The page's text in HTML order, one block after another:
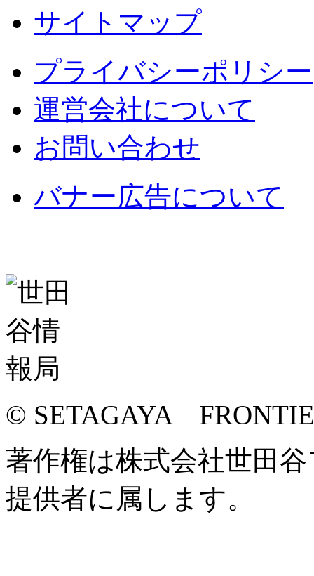
サイトマップ
プライバシーポリシー
運営会社について
お問い合わせ
バナー広告について
© SETAGAYA
著作権は株式会社世田
提供者に属します。